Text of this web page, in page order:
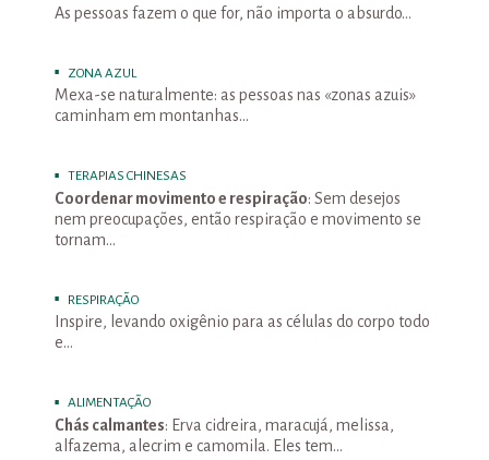
As pessoas fazem o que for, não importa o absurdo…
ZONA AZUL
Mexa-se naturalmente: as pessoas nas «zonas azuis»
caminham em montanhas…
TERAPIAS CHINESAS
Coordenar movimento e respiração: Sem desejos
nem preocupações, então respiração e movimento se
tornam…
RESPIRAÇÃO
Inspire, levando oxigênio para as células do corpo todo
e…
ALIMENTAÇÃO
Chás calmantes: Erva cidreira, maracujá, melissa,
alfazema, alecrim e camomila. Eles tem…